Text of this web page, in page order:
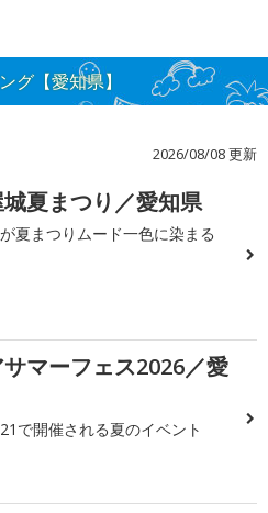
グ【愛知県】
2026/08/08 更新
夏まつり／愛知県
夏まつりムード一色に染まる
マーフェス2026／愛
で開催される夏のイベント